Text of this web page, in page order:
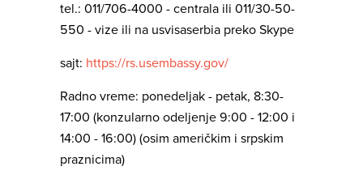
tel.: 011/706-4000 - centrala ili 011/30-50-
550 - vize ili na usvisaserbia preko Skype
sajt: https://rs.usembassy.gov/
Radno vreme: ponedeljak - petak, 8:30-
17:00 (konzularno odeljenje 9:00 - 12:00 i
14:00 - 16:00) (osim američkim i srpskim
praznicima)